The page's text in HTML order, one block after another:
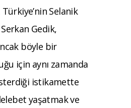
Selanik
Gedik,
böyle bir
için aynı zamanda
istikamette
yaşatmak ve